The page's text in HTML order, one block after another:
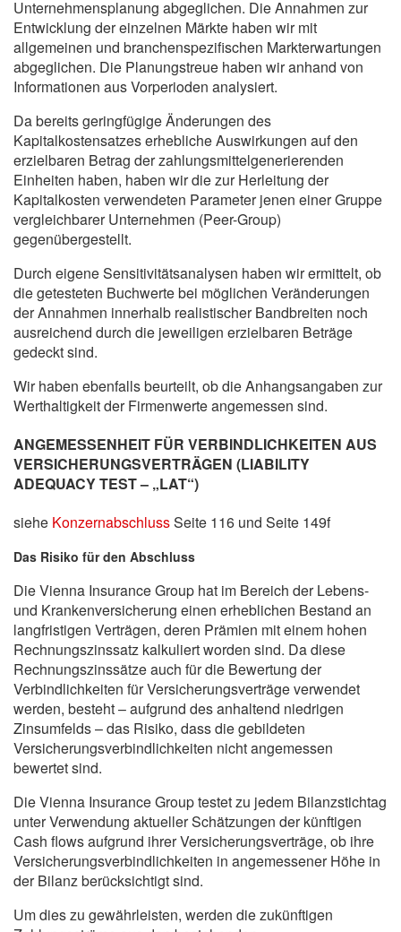
Unternehmensplanung abgeglichen. Die Annahmen zur
Entwicklung der einzelnen Märkte haben wir mit
allgemeinen und branchenspezifischen Markterwartungen
abgeglichen. Die Planungstreue haben wir anhand von
Informationen aus Vorperioden analysiert.
Da bereits geringfügige Änderungen des
Kapitalkostensatzes erhebliche Auswirkungen auf den
erzielbaren Betrag der zahlungsmittelgenerierenden
Einheiten haben, haben wir die zur Herleitung der
Kapitalkosten verwendeten Parameter jenen einer Gruppe
vergleichbarer Unternehmen (Peer-Group)
gegenübergestellt.
Durch eigene Sensitivitätsanalysen haben wir ermittelt, ob
die getesteten Buchwerte bei möglichen Veränderungen
der Annahmen innerhalb realistischer Bandbreiten noch
ausreichend durch die jeweiligen erzielbaren Beträge
gedeckt sind.
Wir haben ebenfalls beurteilt, ob die Anhangsangaben zur
Werthaltigkeit der Firmenwerte angemessen sind.
ANGEMESSENHEIT FÜR VERBINDLICHKEITEN AUS
VERSICHERUNGSVERTRÄGEN (LIABILITY
ADEQUACY TEST – „LAT“)
siehe KonzernabschlussSeite 116 und Seite 149f
Das Risiko für den Abschluss
Die Vienna Insurance Group hat im Bereich der Lebens-
und Krankenversicherung einen erheblichen Bestand an
langfristigen Verträgen, deren Prämien mit einem hohen
Rechnungszinssatz kalkuliert worden sind. Da diese
Rechnungszinssätze auch für die Bewertung der
Verbindlichkeiten für Versicherungsverträge verwendet
werden, besteht – aufgrund des anhaltend niedrigen
Zinsumfelds – das Risiko, dass die gebildeten
Versicherungsverbindlichkeiten nicht angemessen
bewertet sind.
Die Vienna Insurance Group testet zu jedem Bilanzstichtag
unter Verwendung aktueller Schätzungen der künftigen
Cash flows aufgrund ihrer Versicherungsverträge, ob ihre
Versicherungsverbindlichkeiten in angemessener Höhe in
der Bilanz berücksichtigt sind.
Um dies zu gewährleisten, werden die zukünftigen